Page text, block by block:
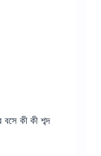
কী কী শব্দ